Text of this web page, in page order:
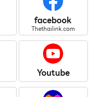
facebook
Thethailink.com
Youtube